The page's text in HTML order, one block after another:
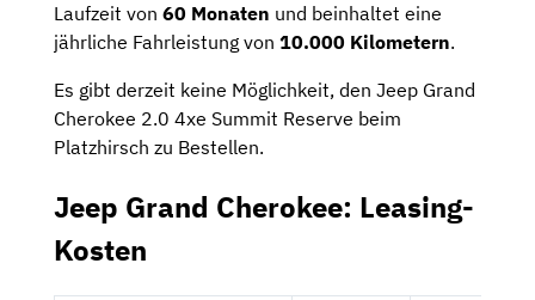
Laufzeit von 60 Monaten und beinhaltet eine
jährliche Fahrleistung von 10.000 Kilometern.
Es gibt derzeit keine Möglichkeit, den Jeep Grand
Cherokee 2.0 4xe Summit Reserve beim
Platzhirsch zu Bestellen.
Jeep Grand Cherokee: Leasing-
Kosten